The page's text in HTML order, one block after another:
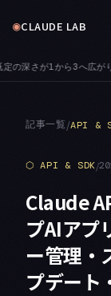
◉CLAUDE LAB
イナミックワークフロ
記事一覧/API &
⬡ API & SDK/
Claude
プAIアプ
ー管理・
プデート